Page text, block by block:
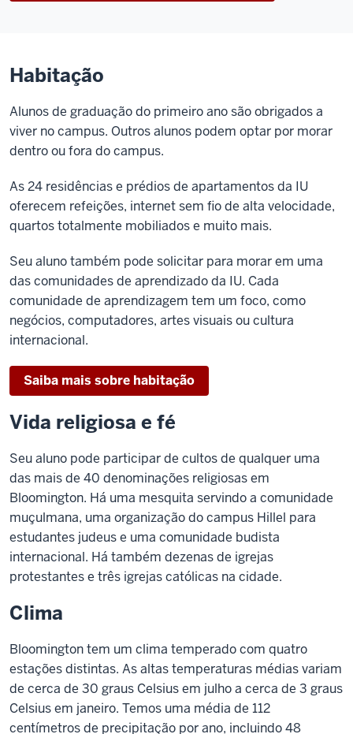
Habitação
Alunos de graduação do primeiro ano são obrigados a
viver no campus. Outros alunos podem optar por morar
dentro ou fora do campus.
As 24 residências e prédios de apartamentos da IU
oferecem refeições, internet sem fio de alta velocidade,
quartos totalmente mobiliados e muito mais.
Seu aluno também pode solicitar para morar em uma
das comunidades de aprendizado da IU. Cada
comunidade de aprendizagem tem um foco, como
negócios, computadores, artes visuais ou cultura
internacional.
Saiba mais sobre habitação
Vida religiosa e fé
Seu aluno pode participar de cultos de qualquer uma
das mais de 40 denominações religiosas em
Bloomington. Há uma mesquita servindo a comunidade
muçulmana, uma organização do campus Hillel para
estudantes judeus e uma comunidade budista
internacional. Há também dezenas de igrejas
protestantes e três igrejas católicas na cidade.
Clima
Bloomington tem um clima temperado com quatro
estações distintas. As altas temperaturas médias variam
de cerca de 30 graus Celsius em julho a cerca de 3 graus
Celsius em janeiro. Temos uma média de 112
centímetros de precipitação por ano, incluindo 48